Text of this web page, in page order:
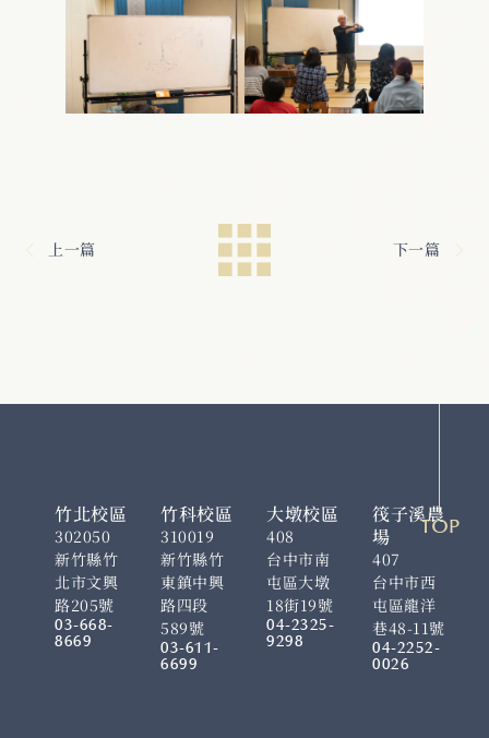
上一篇 下一篇
竹北校區
302050
新竹縣竹
北市文興
路205號
03-668-
8669
竹科校區
310019
新竹縣竹
東鎮中興
路四段
589號
03-611-
6699
大墩校區
408
台中市南
屯區大墩
18街19號
04-2325-
9298
筏子溪農
場
407
台中市西
屯區龍洋
巷48-11號
04-2252-
0026
TOP